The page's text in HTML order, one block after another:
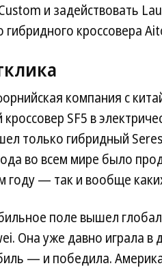
и задействовать
гибридного кроссовера
компания с
SF5 в
только гибридный
во всем мире было
году — так и вообще
поле вышел
Она уже давно играла
— и победила.